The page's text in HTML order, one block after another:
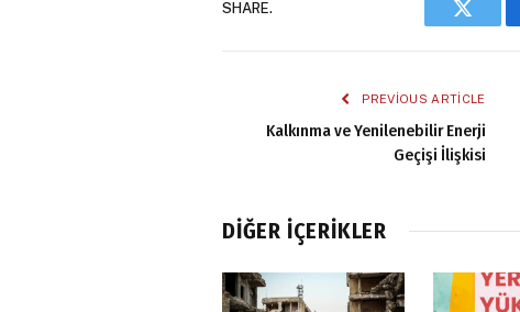
SHARE.
Twitter
PREVIOUS ARTICLE
Kalkınma ve Yenilenebilir Enerji
Geçişi İlişkisi
DIĞER İÇERIKLER